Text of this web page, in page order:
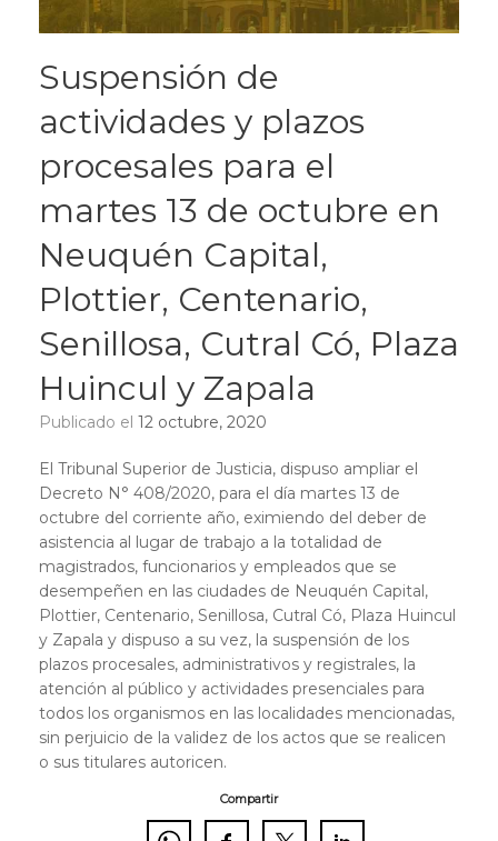
Suspensión de
actividades y plazos
procesales para el
martes 13 de octubre en
Neuquén Capital,
Plottier, Centenario,
Senillosa, Cutral Có, Plaza
Huincul y Zapala
Publicado el 12 octubre, 2020
El Tribunal Superior de Justicia, dispuso ampliar el
Decreto N° 408/2020, para el día martes 13 de
octubre del corriente año, eximiendo del deber de
asistencia al lugar de trabajo a la totalidad de
magistrados, funcionarios y empleados que se
desempeñen en las ciudades de Neuquén Capital,
Plottier, Centenario, Senillosa, Cutral Có, Plaza Huincul
y Zapala y dispuso a su vez, la suspensión de los
plazos procesales, administrativos y registrales, la
atención al público y actividades presenciales para
todos los organismos en las localidades mencionadas,
sin perjuicio de la validez de los actos que se realicen
o sus titulares autoricen.
Compartir